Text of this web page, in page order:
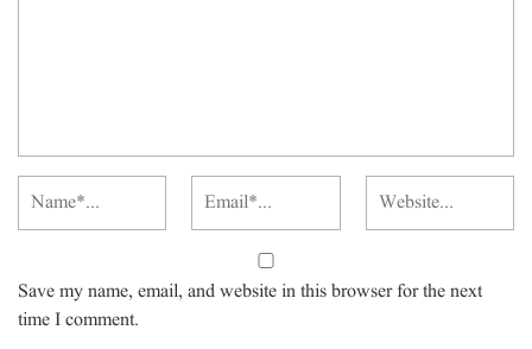
Save my name, email, and website in this browser for the next
time I comment.